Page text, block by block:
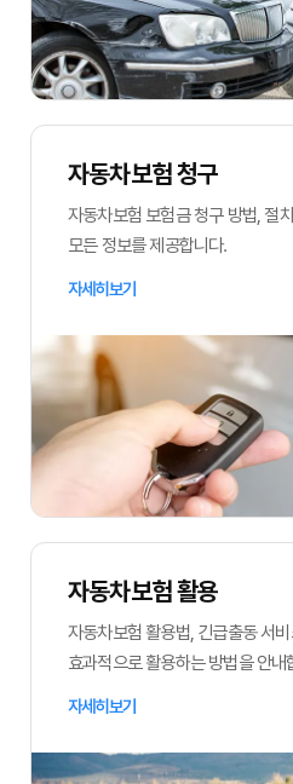
자동차보험 청구
자동차보험 보험금 청구 방법, 절
모든 정보를 제공합니다.
자세히보기
자동차보험 활용
자동차보험 활용법, 긴급출동 서
효과적으로 활용하는 방법을 안내
자세히보기